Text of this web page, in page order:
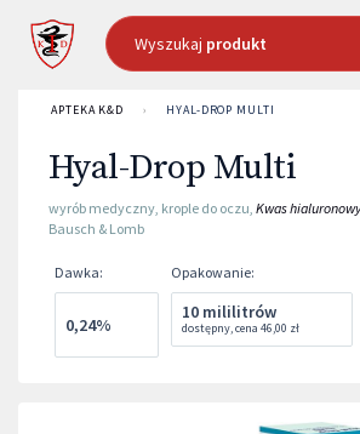
Wyszukaj produkt
APTEKA K&D › HYAL-DROP MULTI
Hyal-Drop Multi
wyrób medyczny, krople do oczu, Kwas
Bausch & Lomb
Dawka:
0,24%
Opakowanie:
10 mililitrów
dostępny,cena 46,00 zł